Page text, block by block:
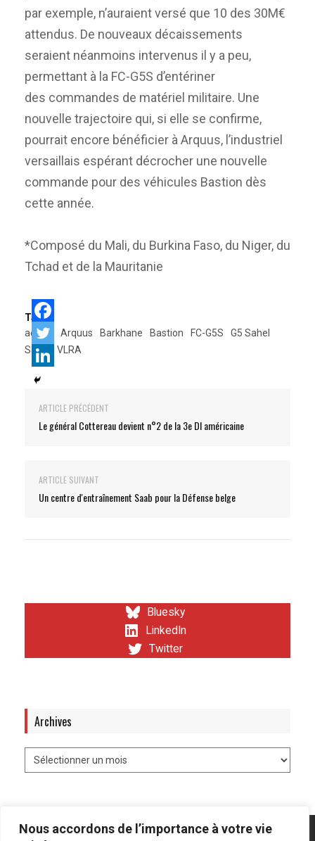
Nous accordons de l’importance à votre vie
par exemple, n’auraient versé que 10 des 30M€
attendus. De nouveaux décaissements
seraient néanmoins intervenus il y a peu,
permettant à la FC-G5S d’entériner
des commandes de matériel militaire. Une
nouvelle trajectoire qui, si elle se confirme,
pourrait encore bénéficier à Arquus, l’industriel
versaillais espérant décrocher une nouvelle
commande pour des véhicules Bastion dès
cette année.
*Composé du Mali, du Burkina Faso, du Niger, du
Tchad et de la Mauritanie
Tags:
acmat
Arquus Barkhane Bastion FC-G5S
G5 Sahel
Sahel
VLRA
ARTICLE PRÉCÉDENT
Le général Cottereau devient n°2 de la 3e DI américaine
ARTICLE SUIVANT
Un centre d'entraînement Saab pour la Défense belge
Bluesky
LinkedIn
Twitter
Archives